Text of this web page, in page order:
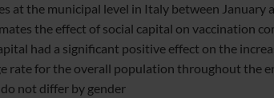
at the municipal level in Italy between January
the effect of social capital on vaccination
had a significant positive effect on the
rate for the overall population throughout the
not differ by gender